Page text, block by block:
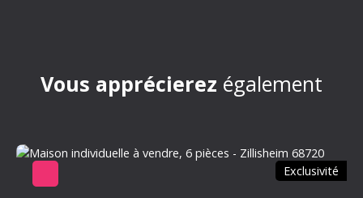
Vous apprécierez également
Exclusivité